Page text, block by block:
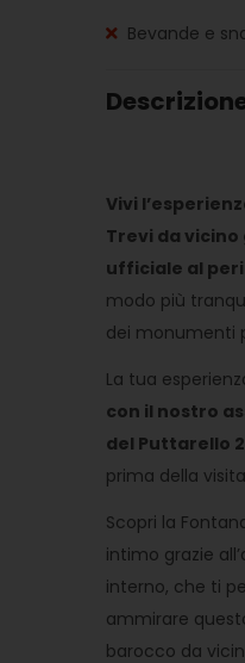
Bevande e
Vivi
Trevi da vicino
ufficiale al
modo più
dei monumenti
La tua
con il nostro
del Puttarello
prima della
Scopri la
intimo grazie
interno, che ti
ammirare
barocco da